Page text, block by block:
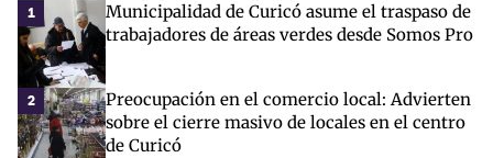
1
Municipalidad de Curicó asume el traspaso de
trabajadores de áreas verdes desde Somos Pro
2
Preocupación en el comercio local: Advierten
sobre el cierre masivo de locales en el centro
de Curicó